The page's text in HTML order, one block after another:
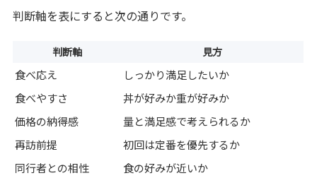
判断軸を表にすると次の通りです。
判断軸 見方
食べ応え
しっかり満足したいか
食べやすさ
丼が好みか重が好みか
価格の納得感
量と満足感で考えられるか
再訪前提
初回は定番を優先するか
同行者との相性
食の好みが近いか